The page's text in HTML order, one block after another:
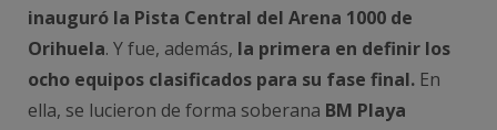
inauguró la Pista Central del Arena 1000 de
Orihuela. Y fue, además, la primera en definir los
ocho equipos clasificados para su fase final. En
ella, se lucieron de forma soberana BM Playa